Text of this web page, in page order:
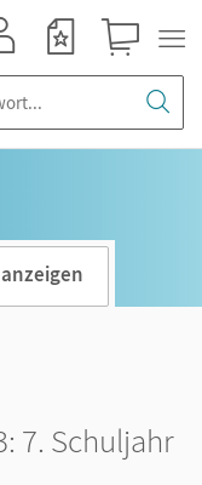
7. Schuljahr